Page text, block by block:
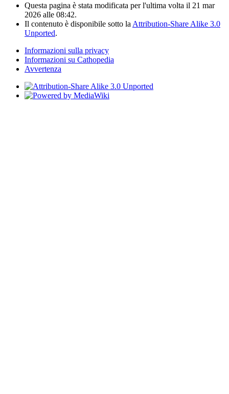
Questa pagina è stata modificata per l'ultima volta il 21 mar
2026 alle 08:42.
Il contenuto è disponibile sotto la Attribution-Share Alike 3.0
Unported.
Informazioni sulla privacy
Informazioni su Cathopedia
Avvertenza